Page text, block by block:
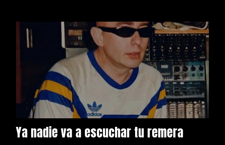
Ya nadie va a escuchar tu remera